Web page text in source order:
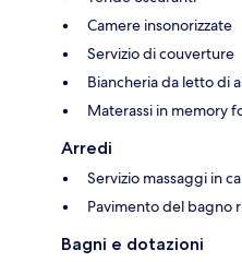
Camere insonorizzate
Servizio di couverture
Biancheria da letto di
Materassi in memory
Arredi
Servizio massaggi in
Pavimento del bagno
Bagni e dotazioni